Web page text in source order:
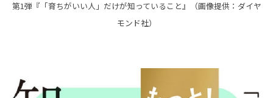
第1弾『「育ちがいい人」だけが知っていること』（画像提供：ダイヤ
モンド社）